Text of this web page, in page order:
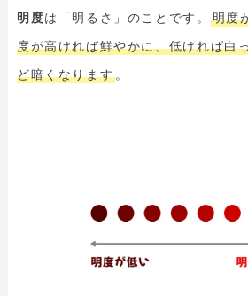
明度は「明るさ」のことです。 明度
度が高ければ鮮やかに、低ければ白
ど暗くなります 。